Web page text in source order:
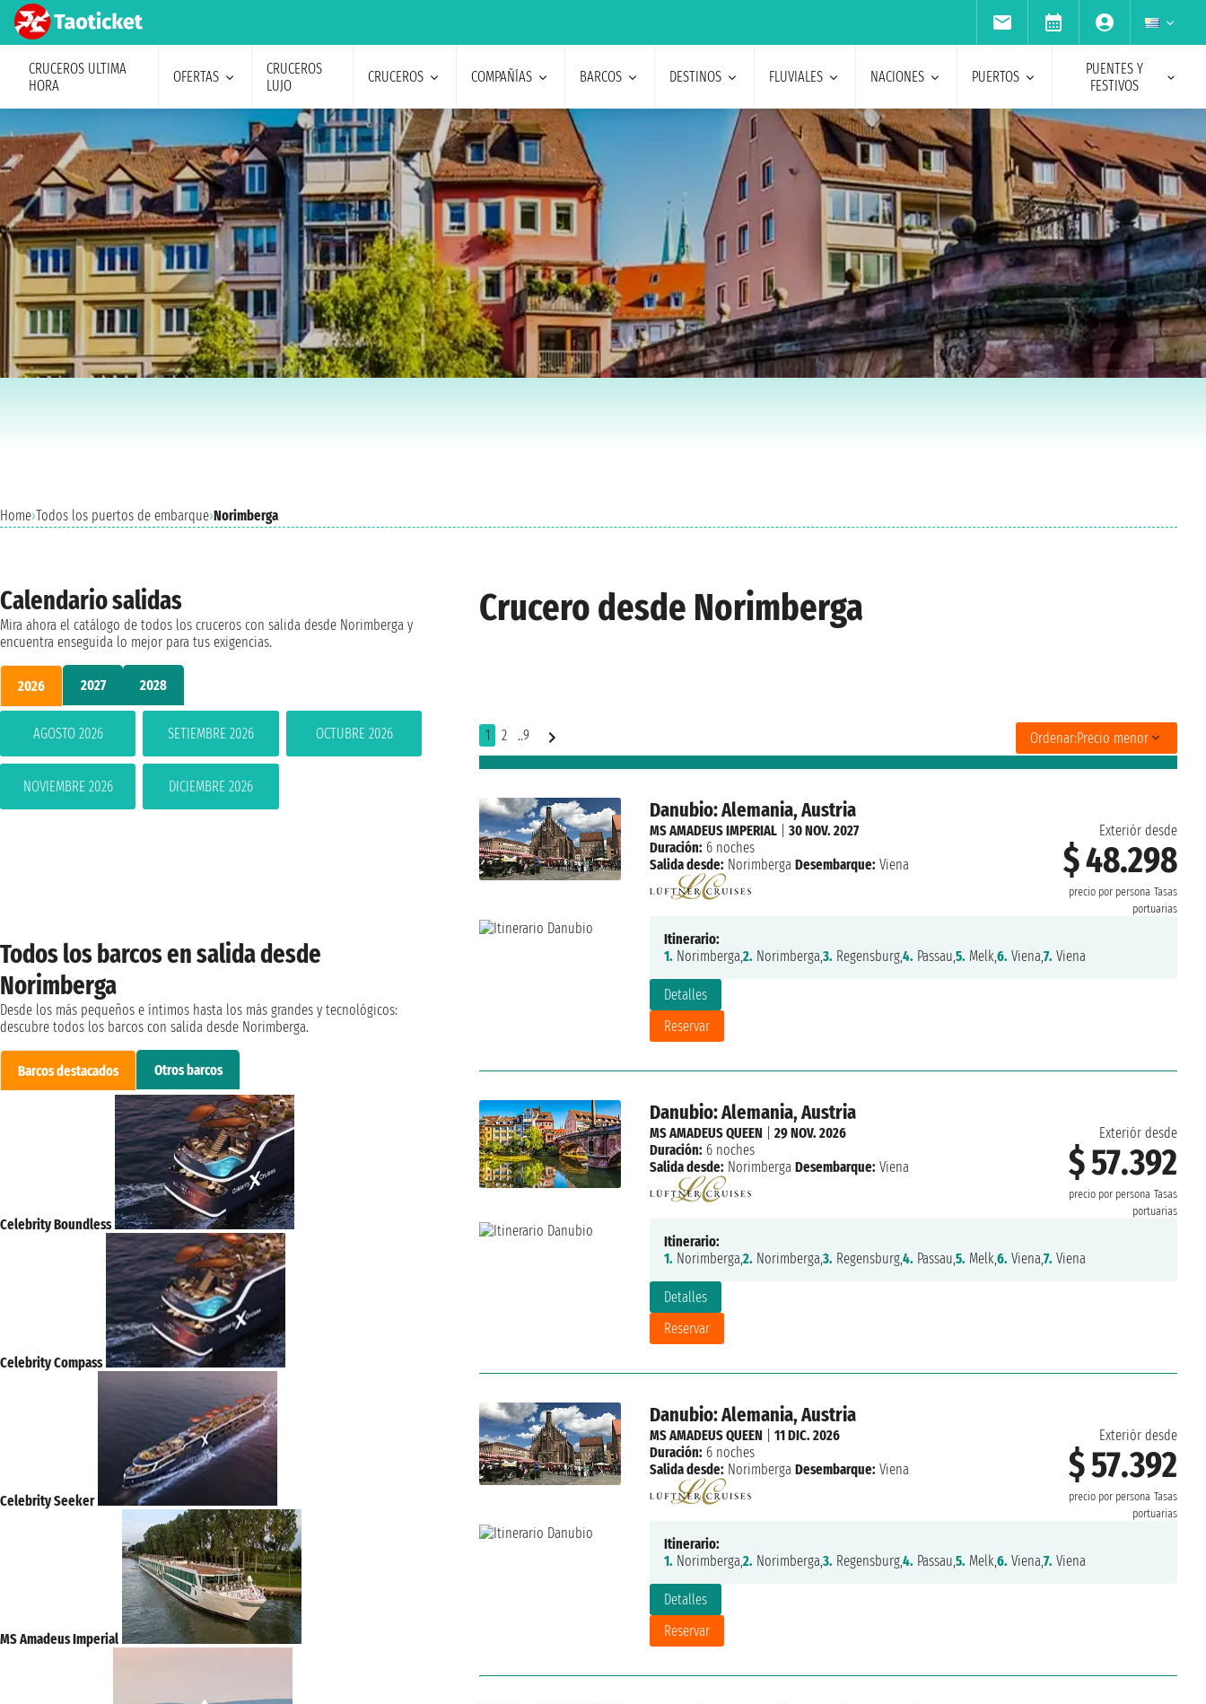
CRUCEROS ULTIMA
HORA
OFERTAS
CRUCEROS
LUJO
CRUCEROS COMPAÑÍAS BARCOS DESTINOS FLUVIALES NACIONES PUERTOS
PUENTES Y
FESTIVOS
Home›Todos los puertos de embarque›Norimberga
Crucero desde Norimberga
1 2 ..9 Ordenar:Precio menor
Danubio: Alemania, Austria
Exteriór desde
$ 48.298
precio por persona Tasas
portuarias
Detalles
Reservar
MS AMADEUS IMPERIAL| 30 NOV. 2027
Duración: 6 noches
Salida desde: Norimberga Desembarque: Viena
Itinerario:
1. Norimberga,2. Norimberga,3. Regensburg,4. Passau,5. Melk,6. Viena,7. Viena
Danubio: Alemania, Austria
Exteriór desde
$ 57.392
precio por persona Tasas
portuarias
Detalles
Reservar
MS AMADEUS QUEEN
29 NOV. 2026
Duración: 6 noches
Salida desde: Norimberga Desembarque: Viena
Itinerario:
1. Norimberga,2. Norimberga,3. Regensburg,4. Passau,5. Melk,6. Viena,7. Viena
Danubio: Alemania, Austria
Exteriór desde
$ 57.392
precio por persona Tasas
portuarias
Detalles
Reservar
MS AMADEUS QUEEN
11 DIC. 2026
Duración: 6 noches
Salida desde: Norimberga Desembarque: Viena
Itinerario:
1. Norimberga,2. Norimberga,3. Regensburg,4. Passau,5. Melk,6. Viena,7. Viena
Calendario salidas
Mira ahora el catálogo de todos los cruceros con salida desde Norimberga y
encuentra enseguida lo mejor para tus exigencias.
2026 2027 2028
AGOSTO 2026 SETIEMBRE 2026 OCTUBRE 2026
NOVIEMBRE 2026 DICIEMBRE 2026
Todos los barcos en salida desde
Norimberga
Desde los más pequeños e íntimos hasta los más grandes y tecnológicos:
descubre todos los barcos con salida desde Norimberga.
Barcos destacados Otros barcos
Celebrity Boundless
Celebrity Compass
Celebrity Seeker
MS Amadeus Imperial